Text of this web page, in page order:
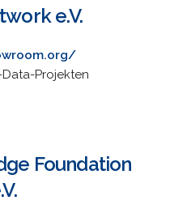
e.V.
Projekten
Foundation